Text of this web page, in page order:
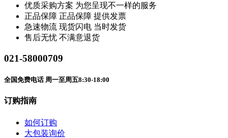
优质采购方案 为您呈现不一样的服务
正品保障 正品保障 提供发票
急速物流 现货闪电 当时发货
售后无忧 不满意退货
021-58000709
全国免费电话 周一至周五8:30-18:00
订购指南
如何订购
大包装询价